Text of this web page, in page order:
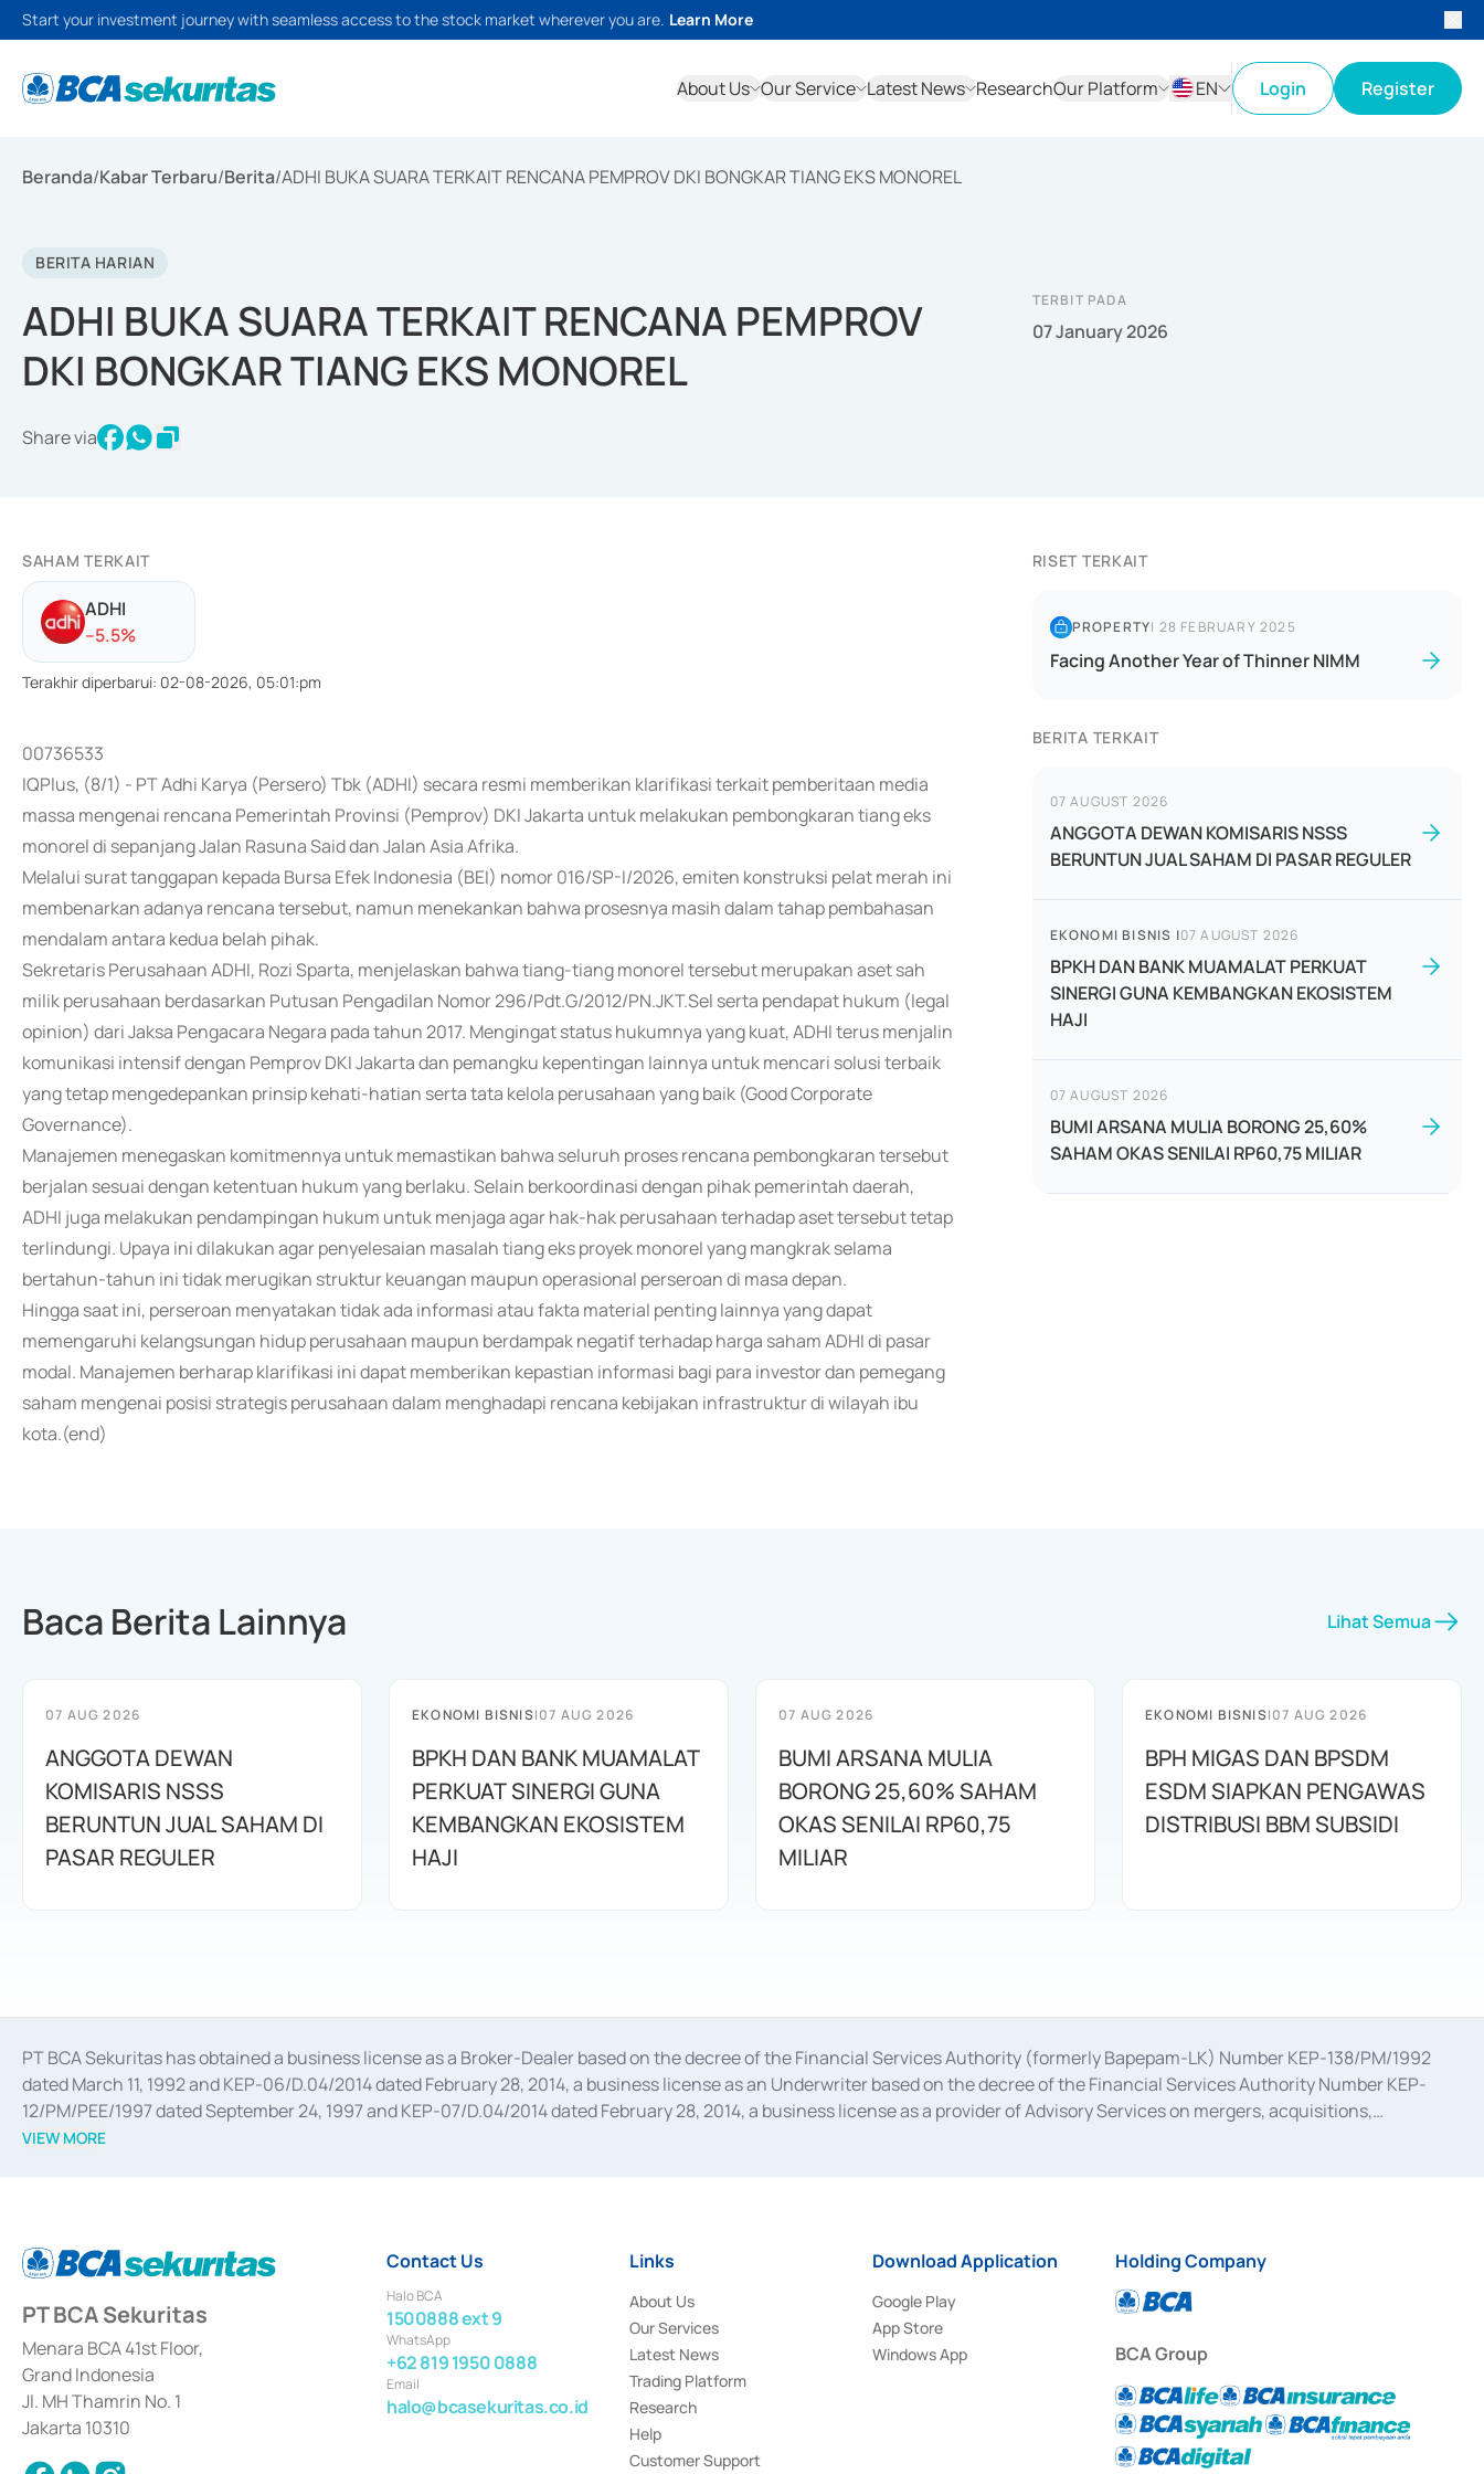
Start your investment journey with seamless access to the stock market wherever you are. Learn More
About Us Our Service Latest News ResearchOur Platform
EN
Login Register
Beranda/Kabar Terbaru/Berita/ADHI BUKA SUARA TERKAIT RENCANA PEMPROV DKI BONGKAR TIANG EKS MONOREL
BERITA HARIAN
ADHI BUKA SUARA TERKAIT RENCANA PEMPROV
DKI BONGKAR TIANG EKS MONOREL
Share via
TERBIT PADA
07 January 2026
SAHAM TERKAIT
ADHI
--5.5%
Terakhir diperbarui: 02-08-2026, 05:01:pm
00736533
IQPlus, (8/1) - PT Adhi Karya (Persero) Tbk (ADHI) secara resmi memberikan klarifikasi terkait pemberitaan media
massa mengenai rencana Pemerintah Provinsi (Pemprov) DKI Jakarta untuk melakukan pembongkaran tiang eks
monorel di sepanjang Jalan Rasuna Said dan Jalan Asia Afrika.
Melalui surat tanggapan kepada Bursa Efek Indonesia (BEI) nomor 016/SP-I/2026, emiten konstruksi pelat merah ini
membenarkan adanya rencana tersebut, namun menekankan bahwa prosesnya masih dalam tahap pembahasan
mendalam antara kedua belah pihak.
Sekretaris Perusahaan ADHI, Rozi Sparta, menjelaskan bahwa tiang-tiang monorel tersebut merupakan aset sah
milik perusahaan berdasarkan Putusan Pengadilan Nomor 296/Pdt.G/2012/PN.JKT.Sel serta pendapat hukum (legal
opinion) dari Jaksa Pengacara Negara pada tahun 2017. Mengingat status hukumnya yang kuat, ADHI terus menjalin
komunikasi intensif dengan Pemprov DKI Jakarta dan pemangku kepentingan lainnya untuk mencari solusi terbaik
yang tetap mengedepankan prinsip kehati-hatian serta tata kelola perusahaan yang baik (Good Corporate
Governance).
Manajemen menegaskan komitmennya untuk memastikan bahwa seluruh proses rencana pembongkaran tersebut
berjalan sesuai dengan ketentuan hukum yang berlaku. Selain berkoordinasi dengan pihak pemerintah daerah,
ADHI juga melakukan pendampingan hukum untuk menjaga agar hak-hak perusahaan terhadap aset tersebut tetap
terlindungi. Upaya ini dilakukan agar penyelesaian masalah tiang eks proyek monorel yang mangkrak selama
bertahun-tahun ini tidak merugikan struktur keuangan maupun operasional perseroan di masa depan.
Hingga saat ini, perseroan menyatakan tidak ada informasi atau fakta material penting lainnya yang dapat
memengaruhi kelangsungan hidup perusahaan maupun berdampak negatif terhadap harga saham ADHI di pasar
modal. Manajemen berharap klarifikasi ini dapat memberikan kepastian informasi bagi para investor dan pemegang
saham mengenai posisi strategis perusahaan dalam menghadapi rencana kebijakan infrastruktur di wilayah ibu
kota.(end)
RISET TERKAIT
PROPERTY| 28 FEBRUARY 2025
Facing Another Year of Thinner NIMM
BERITA TERKAIT
07 AUGUST 2026
ANGGOTA DEWAN KOMISARIS NSSS
BERUNTUN JUAL SAHAM DI PASAR REGULER
EKONOMI BISNIS |07 AUGUST 2026
BPKH DAN BANK MUAMALAT PERKUAT
SINERGI GUNA KEMBANGKAN EKOSISTEM
HAJI
07 AUGUST 2026
BUMI ARSANA MULIA BORONG 25,60%
SAHAM OKAS SENILAI RP60,75 MILIAR
Baca Berita Lainnya Lihat Semua
07 AUG 2026
ANGGOTA DEWAN
KOMISARIS NSSS
BERUNTUN JUAL SAHAM DI
PASAR REGULER
EKONOMI BISNIS|07 AUG 2026
BPKH DAN BANK MUAMALAT
PERKUAT SINERGI GUNA
KEMBANGKAN EKOSISTEM
HAJI
07 AUG 2026
BUMI ARSANA MULIA
BORONG 25,60% SAHAM
OKAS SENILAI RP60,75
MILIAR
EKONOMI BISNIS|07 AUG 2026
BPH MIGAS DAN BPSDM
ESDM SIAPKAN PENGAWAS
DISTRIBUSI BBM SUBSIDI
PT BCA Sekuritas has obtained a business license as a Broker-Dealer based on the decree of the Financial Services Authority (formerly Bapepam-LK) Number KEP-138/PM/1992
dated March 11, 1992 and KEP-06/D.04/2014 dated February 28, 2014, a business license as an Underwriter based on the decree of the Financial Services Authority Number KEP-
12/PM/PEE/1997 dated September 24, 1997 and KEP-07/D.04/2014 dated February 28, 2014, a business license as a provider of Advisory Services on mergers, acquisitions,
divestments, and joint ventures based on the decree of the Financial Services Authority Number S-67/PM.21/2014 dated February 28, 2014, a business license as a provider of
Settlement of Commercial Paper Transactions whose license was issued in 2018.
VIEW MORE
PT BCA Sekuritas
Menara BCA 41st Floor,
Grand Indonesia
Jl. MH Thamrin No. 1
Jakarta 10310
Contact Us
Halo BCA
1500888 ext 9
WhatsApp
+62 819 1950 0888
Email
halo@bcasekuritas.co.id
Links
About Us
Our Services
Latest News
Trading Platform
Research
Help
Customer Support
Download Application
Google Play
App Store
Windows App
Holding Company
BCA Group